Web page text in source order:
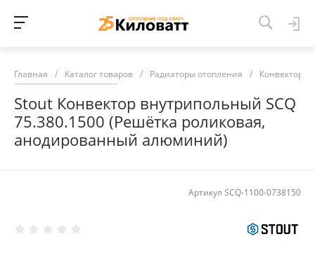
Главная / Каталог товаров / Радиаторы отопления / Конвекторы
Stout Конвектор внутрипольный SCQ
75.380.1500 (Решётка роликовая,
анодированный алюминий)
Артикул SCQ-1100-0738150